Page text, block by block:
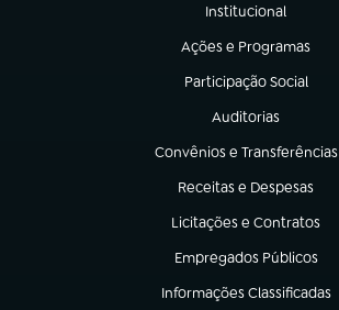
Institucional
(abre em nova aba)
Ações e Programas
(abre em nova aba)
Participação Social
(abre em nova aba)
Auditorias
(abre em nova aba)
Convênios e Transferências
(abre em nova aba)
Receitas e Despesas
(abre em nova aba)
Licitações e Contratos
(abre em nova aba)
Empregados Públicos
(abre em nova aba)
Informações Classificadas
(abre em nova aba)